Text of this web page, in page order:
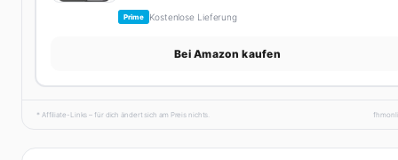
Prime Kostenlose Lieferung
Bei Amazon kaufen
* Affiliate-Links – für dich ändert sich am Preis nichts.